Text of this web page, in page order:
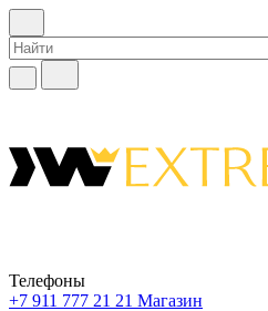
Телефоны
+7 911 777 21 21 Магазин